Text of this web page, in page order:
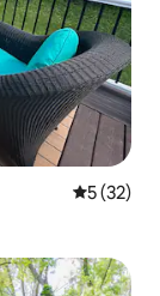
平均评分
5 (32)